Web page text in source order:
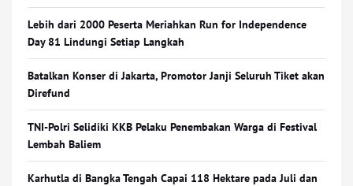
Lebih dari 2000 Peserta Meriahkan Run for Independence
Day 81 Lindungi Setiap Langkah
Batalkan Konser di Jakarta, Promotor Janji Seluruh Tiket akan
Direfund
TNI-Polri Selidiki KKB Pelaku Penembakan Warga di Festival
Lembah Baliem
Karhutla di Bangka Tengah Capai 118 Hektare pada Juli dan